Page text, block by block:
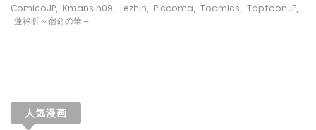
November 14, 2023
October 29, 2023
ComicoJP Kmansin09 Lezhin Piccoma Toomics ToptoonJP
蓮禄昕～宿命の華～
人気漫画